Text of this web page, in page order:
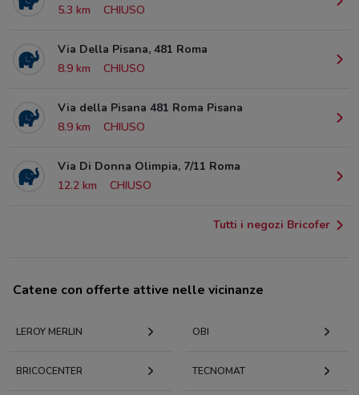
5.3 km
CHIUSO
Via Della Pisana, 481 Roma
8.9 km
CHIUSO
Via della Pisana 481 Roma Pisana
8.9 km
CHIUSO
Via Di Donna Olimpia, 7/11 Roma
12.2 km
CHIUSO
Tutti i negozi Bricofer
Catene con offerte attive nelle vicinanze
LEROY MERLIN OBI
BRICOCENTER TECNOMAT